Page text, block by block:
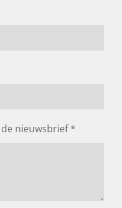
nieuwsbrief *